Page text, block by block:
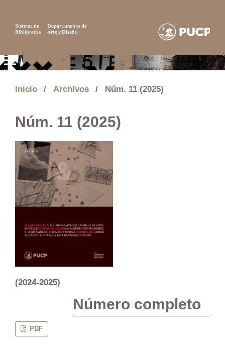
Sistema de
Bibliotecas
Departamento de
Arte y Diseño
Inicio / Archivos / Núm. 11 (2025)
Núm. 11 (2025)
(2024-2025)
Número completo
PDF